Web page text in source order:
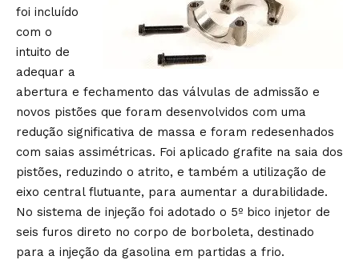
foi incluído
com o
intuito de
adequar a
abertura e fechamento das válvulas de admissão e
novos pistões que foram desenvolvidos com uma
redução significativa de massa e foram redesenhados
com saias assimétricas. Foi aplicado grafite na saia dos
pistões, reduzindo o atrito, e também a utilização de
eixo central flutuante, para aumentar a durabilidade.
No sistema de injeção foi adotado o 5º bico injetor de
seis furos direto no corpo de borboleta, destinado
para a injeção da gasolina em partidas a frio.